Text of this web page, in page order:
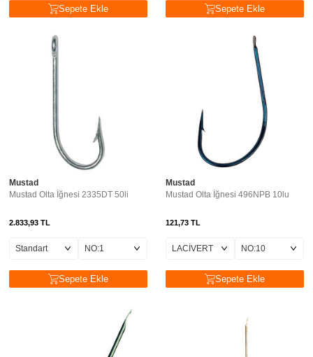
Sepete Ekle Sepete Ekle
Mustad
Mustad Olta İğnesi 2335DT 50li
2.833,93 TL
Sepete Ekle
Mustad
Mustad Olta İğnesi 496NPB 10lu
121,73 TL
Sepete Ekle